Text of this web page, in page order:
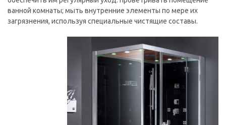
ванной комнаты; мыть внутренние элементы по мере их
загрязнения, используя специальные чистящие составы.